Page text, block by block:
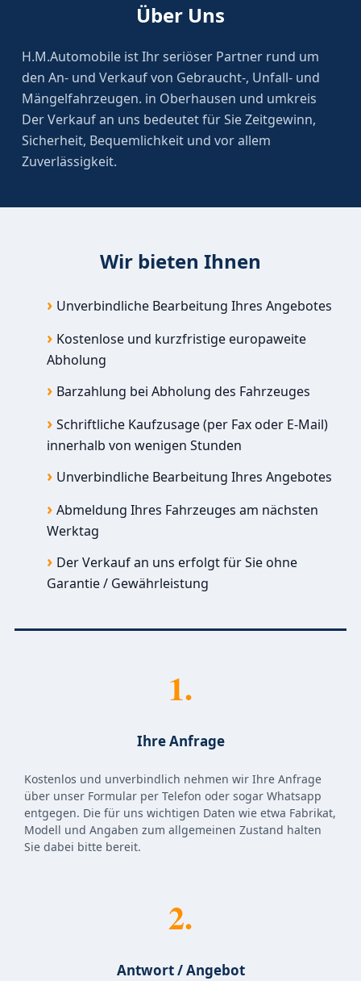
Über Uns
H.M.Automobile ist Ihr seriöser Partner rund um
den An- und Verkauf von Gebraucht-, Unfall- und
Mängelfahrzeugen. in Oberhausen und umkreis
Der Verkauf an uns bedeutet für Sie Zeitgewinn,
Sicherheit, Bequemlichkeit und vor allem
Zuverlässigkeit.
Wir bieten Ihnen
Unverbindliche Bearbeitung Ihres Angebotes
Kostenlose und kurzfristige europaweite
Abholung
Barzahlung bei Abholung des Fahrzeuges
Schriftliche Kaufzusage (per Fax oder E-Mail)
innerhalb von wenigen Stunden
Unverbindliche Bearbeitung Ihres Angebotes
Abmeldung Ihres Fahrzeuges am nächsten
Werktag
Der Verkauf an uns erfolgt für Sie ohne
Garantie / Gewährleistung
1.
Ihre Anfrage
Kostenlos und unverbindlich nehmen wir Ihre Anfrage
über unser Formular per Telefon oder sogar Whatsapp
entgegen. Die für uns wichtigen Daten wie etwa Fabrikat,
Modell und Angaben zum allgemeinen Zustand halten
Sie dabei bitte bereit.
2.
Antwort / Angebot